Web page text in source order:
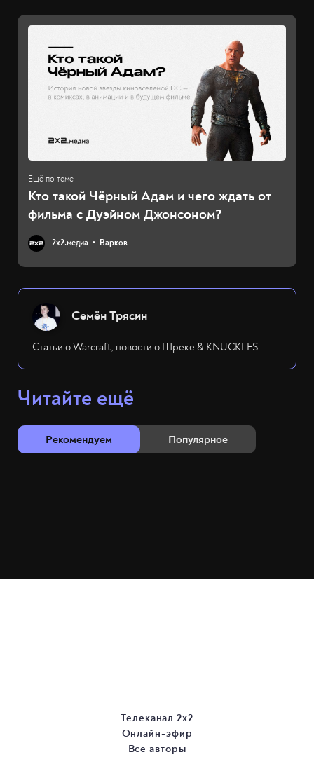
Кто такой Чёрный Адам и чего ждать от
фильма с Дуэйном Джонсоном?
2х2.медиа Варков
Семён Трясин
Статьи о Warcraft, новости о Шреке & KNUCKLES
Читайте ещё
Рекомендуем Популярное
Телеканал 2х2
Онлайн-эфир
Все авторы